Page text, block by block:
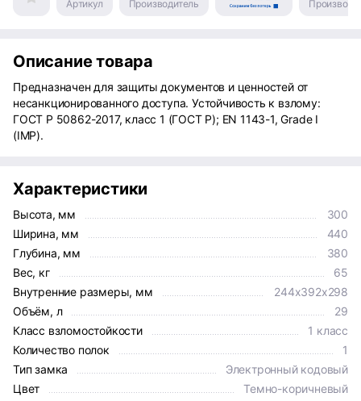
Артикул Производитель
Описание товара
Предназначен для защиты документов и ценностей от
несанкционированного доступа. Устойчивость к взлому:
ГОСТ Р 50862-2017, класс 1 (ГОСТ Р); EN 1143-1, Grade I
(IMP).
Характеристики
Высота, мм
300
Ширина, мм
440
Глубина, мм
380
Вес, кг
65
Внутренние размеры, мм
244x392x298
Объём, л
29
Класс взломостойкости
1 класс
Количество полок
1
Тип замка
Электронный кодовый
Цвет
Темно-коричневый